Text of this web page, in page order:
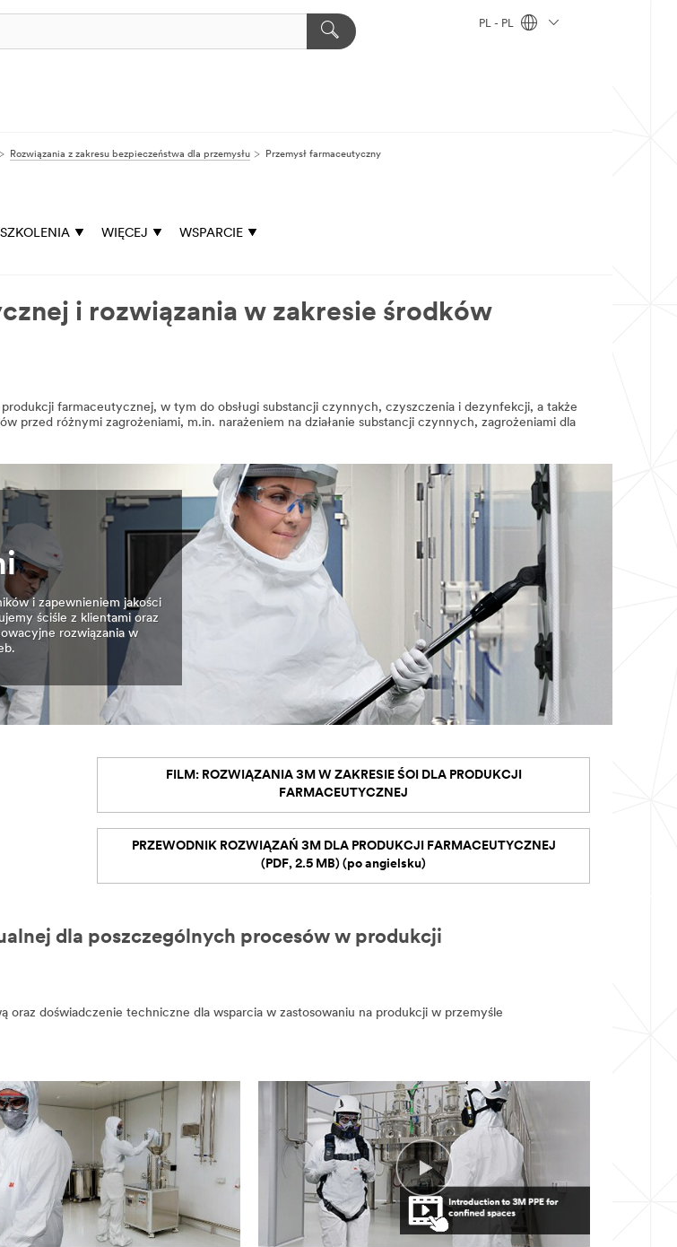
PL - PL
Rozwiązania z zakresu bezpieczeństwa dla przemysłu Przemysł farmaceutyczny
SZKOLENIA WIĘCEJ WSPARCIE
i rozwiązania w zakresie środków
farmaceutycznej, w tym do obsługi substancji czynnych, czyszczenia i dezynfekcji, a także
przed różnymi zagrożeniami, m.in. narażeniem na działanie substancji czynnych, zagrożeniami dla
i zapewnieniem jakości
ściśle z klientami oraz
rozwiązania w
FILM: ROZWIĄZANIA 3M W ZAKRESIE ŚOI DLA PRODUKCJI
FARMACEUTYCZNEJ
PRZEWODNIK ROZWIĄZAŃ 3M DLA PRODUKCJI FARMACEUTYCZNEJ
(PDF, 2.5 MB) (po angielsku)
dla poszczególnych procesów w produkcji
doświadczenie techniczne dla wsparcia w zastosowaniu na produkcji w przemyśle